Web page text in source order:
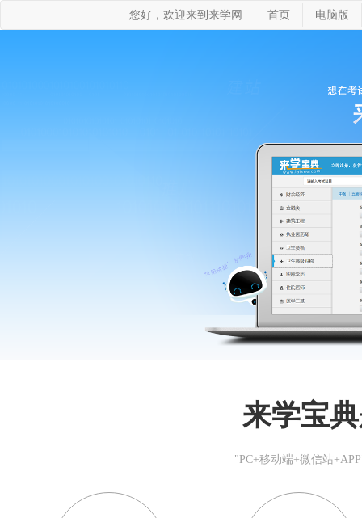
您好，欢迎来到来学网 首页 电脑版
来学宝
"PC+移动端+微信站